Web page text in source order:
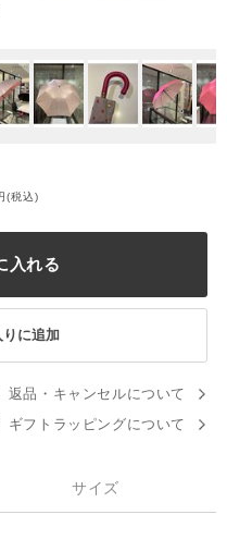
(税込)
入れる
に追加
返品・キャンセルについて
ギフトラッピングについて
サイズ